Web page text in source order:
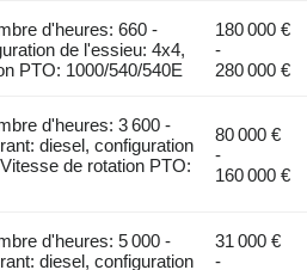
d'heures: 660 -
de l'essieu: 4x4,
PTO: 1000/540/540E
180 000 €
-
280 000 €
d'heures: 3 600 -
diesel, configuration
de rotation PTO:
80 000 €
-
160 000 €
d'heures: 5 000 -
diesel, configuration
31 000 €
-